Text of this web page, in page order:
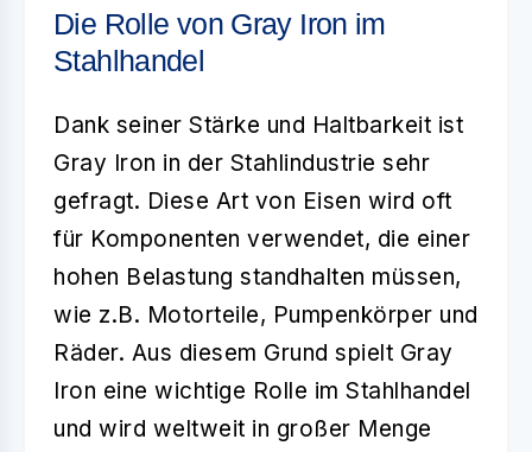
Die Rolle von Gray Iron im
Stahlhandel
Dank seiner Stärke und Haltbarkeit ist
Gray Iron in der Stahlindustrie sehr
gefragt. Diese Art von Eisen wird oft
für Komponenten verwendet, die einer
hohen Belastung standhalten müssen,
wie z.B. Motorteile, Pumpenkörper und
Räder. Aus diesem Grund spielt Gray
Iron eine wichtige Rolle im Stahlhandel
und wird weltweit in großer Menge